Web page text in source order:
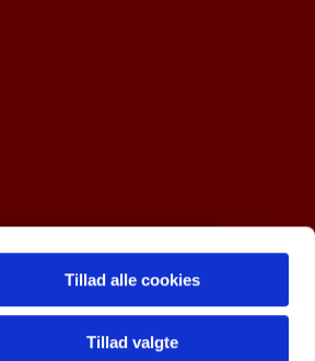
Tillad alle cookies
Tillad valgte